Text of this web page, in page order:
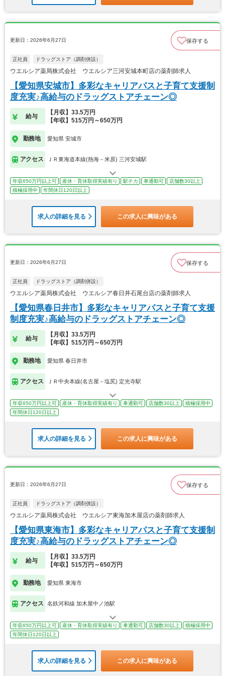
更新日：2026年6月27日 保存する
正社員 ドラッグストア（調剤併設）
ウエルシア薬局株式会社 ウエルシア三河安城本町店の薬剤師求人
【愛知県安城市】多彩なキャリアパスと子育て支援制
度充実♪高給与のドラッグストアチェーン◎
給与
【月収】33.5万円
【年収】515万円～650万円
勤務地 愛知県 安城市
アクセス ＪＲ東海道本線(熱海－米原) 三河安城駅
年収650万円以上可 産休・育休取得実績有り 駅チカ 車通勤可
店舗数30以上
積極採用中
年間休日120日以上
求人の詳細を見る この求人に興味がある
更新日：2026年6月27日 保存する
正社員 ドラッグストア（調剤併設）
ウエルシア薬局株式会社 ウエルシア春日井石尾台店の薬剤師求人
【愛知県春日井市】多彩なキャリアパスと子育て支援
制度充実♪高給与のドラッグストアチェーン◎
給与
【月収】33.5万円
【年収】515万円～650万円
勤務地 愛知県 春日井市
アクセス ＪＲ中央本線(名古屋－塩尻) 定光寺駅
年収650万円以上可 産休・育休取得実績有り 車通勤可 店舗数30以上
積極採用中
年間休日120日以上
求人の詳細を見る この求人に興味がある
更新日：2026年6月27日 保存する
正社員 ドラッグストア（調剤併設）
ウエルシア薬局株式会社 ウエルシア東海加木屋店の薬剤師求人
【愛知県東海市】多彩なキャリアパスと子育て支援制
度充実♪高給与のドラッグストアチェーン◎
給与
【月収】33.5万円
【年収】515万円～650万円
勤務地 愛知県 東海市
アクセス 名鉄河和線 加木屋中ノ池駅
年収650万円以上可 産休・育休取得実績有り 車通勤可 店舗数30以上
積極採用中
年間休日120日以上
求人の詳細を見る この求人に興味がある